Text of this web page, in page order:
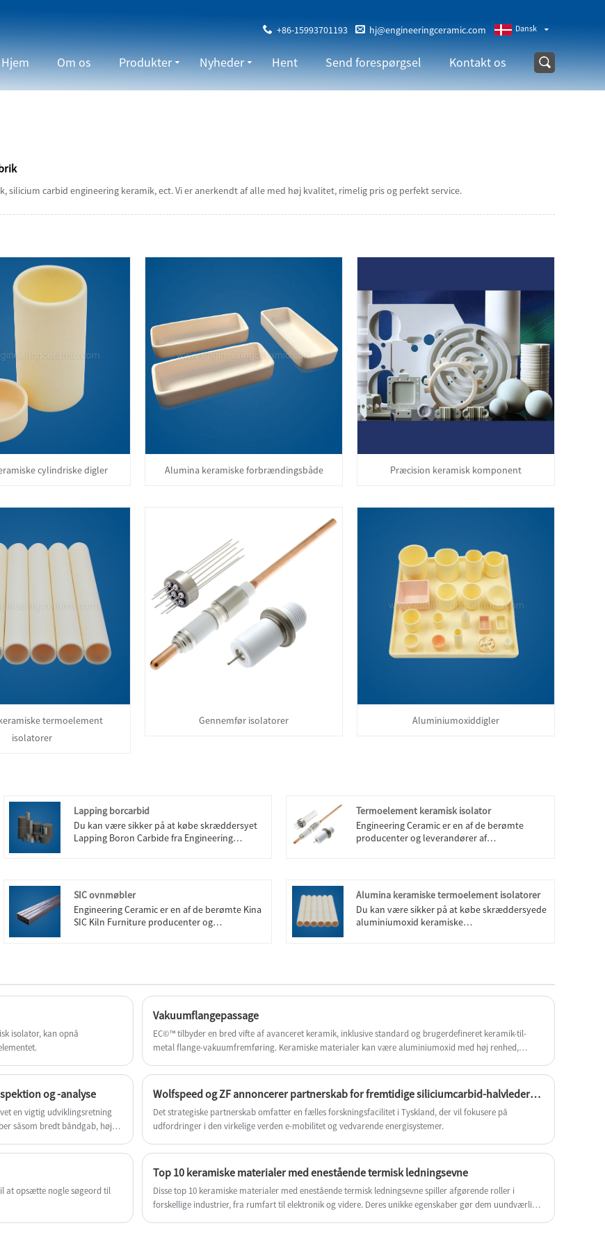
Dansk
+86-15993701193 hj@engineeringceramic.com
Hjem Om os Produkter Nyheder Hent Send forespørgsel Kontakt os
silicium carbid engineering keramik, ect. Vi er anerkendt af alle med høj kvalitet, rimelig pris og perfekt service.
cylindriske digler Alumina keramiske forbrændingsbåde Præcision keramisk komponent
termoelement
isolatorer
Gennemfør isolatorer Aluminiumoxiddigler
Lapping borcarbid
Du kan være sikker på at købe skræddersyet
Lapping Boron Carbide fra Engineering
Termoelement keramisk isolator
Engineering Ceramic er en af ​​de berømte
producenter og leverandører af
til at købe termoelement keramisk isolator fra
Engineering Ceramic. Hver anmodning fra
kunder besvares inden for 24 timer.
SIC ovnmøbler
Engineering Ceramic er en af ​​de berømte Kina
SIC Kiln Furniture producenter og
Alumina keramiske termoelement isolatorer
Du kan være sikker på at købe skræddersyede
aluminiumoxid keramiske
isolator, kan opnå
Vakuumflangepassage
EC©™ tilbyder en bred vifte af avanceret keramik, inklusive standard og brugerdefineret keramik-til-
metal flange-vakuumfremføring. Keramiske materialer kan være aluminiumoxid med høj renhed,
rustfrit stål, kobber, titanium, FeNiCo.
og -analyse
en vigtig udviklingsretning
såsom bredt båndgab, høj
Wolfspeed og ZF annoncerer partnerskab for fremtidige siliciumcarbid-halvlederenheder
Det strategiske partnerskab omfatter en fælles forskningsfacilitet i Tyskland, der vil fokusere på
udfordringer i den virkelige verden e-mobilitet og vedvarende energisystemer.
at opsætte nogle søgeord til
Top 10 keramiske materialer med enestående termisk ledningsevne
Disse top 10 keramiske materialer med enestående termisk ledningsevne spiller afgørende roller i
forskellige industrier, fra rumfart til elektronik og videre. Deres unikke egenskaber gør dem uundværlige